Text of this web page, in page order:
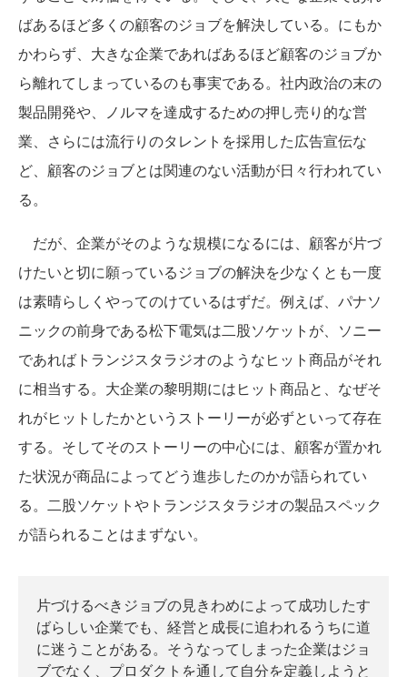
ばあるほど多くの顧客のジョブを解決している。にもか
かわらず、大きな企業であればあるほど顧客のジョブか
ら離れてしまっているのも事実である。社内政治の末の
製品開発や、ノルマを達成するための押し売り的な営
業、さらには流行りのタレントを採用した広告宣伝な
ど、顧客のジョブとは関連のない活動が日々行われてい
る。
だが、企業がそのような規模になるには、顧客が片づ
けたいと切に願っているジョブの解決を少なくとも一度
は素晴らしくやってのけているはずだ。例えば、パナソ
ニックの前身である松下電気は二股ソケットが、ソニー
であればトランジスタラジオのようなヒット商品がそれ
に相当する。大企業の黎明期にはヒット商品と、なぜそ
れがヒットしたかというストーリーが必ずといって存在
する。そしてそのストーリーの中心には、顧客が置かれ
た状況が商品によってどう進歩したのかが語られてい
る。二股ソケットやトランジスタラジオの製品スペック
が語られることはまずない。
片づけるべきジョブの見きわめによって成功したす
ばらしい企業でも、経営と成長に追われるうちに道
に迷うことがある。そうなってしまった企業はジョ
ブでなく、プロダクトを通して自分を定義しようと